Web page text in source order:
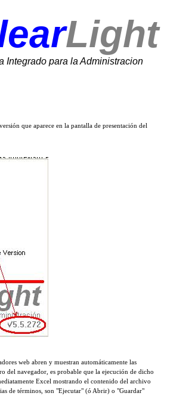
Light
Integrado para la Administracion
que aparece en la pantalla de presentación del
web abren y muestran automáticamente las
del navegador, es probable que la ejecución de dicho
Excel mostrando el contenido del archivo
de términos, son "Ejecutar" (ó Abrir) o "Guardar"